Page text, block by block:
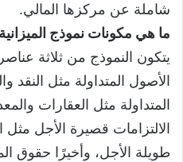
شاملة عن مركزها المالي.
ما هي مكونات نموذج
يتكون النموذج من ثلاثة
الأصول المتداولة مثل النقد
المتداولة مثل العقارات
الالتزامات قصيرة الأجل مثل
طويلة الأجل، وأخيرًا حقوق